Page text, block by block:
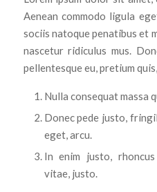
Aenean commodo ligula
sociis natoque penatibus et
nascetur ridiculus mus.
pellentesque eu, pretium
Nulla consequat massa
Donec pede justo,
eget, arcu.
In enim justo,
vitae, justo.